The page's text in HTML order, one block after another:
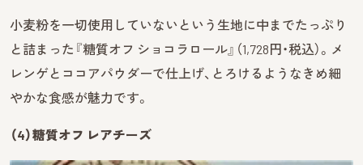
小麦粉を一切使用していないという生地に中までたっぷり
と詰まった『糖質オフ ショコラロール』（1,728円・税込）。メ
レンゲとココアパウダーで仕上げ、とろけるようなきめ細
やかな食感が魅力です。
（4）糖質オフ レアチーズ